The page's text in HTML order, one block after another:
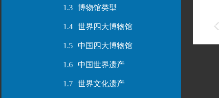
1.3 博物馆类型
1.4 世界四大博物馆
1.5 中国四大博物馆
1.6 中国世界遗产
1.7 世界文化遗产